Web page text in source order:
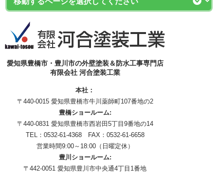
愛知県豊橋市・豊川市の外壁塗装＆防水工事専門店
有限会社 河合塗装工業
本社：
〒440-0015 愛知県豊橋市牛川薬師町107番地の2
豊橋ショールーム:
〒440-0831 愛知県豊橋市西岩田5丁目9番地の14
TEL：0532-61-4368 FAX：0532-61-6658
営業時間9:00～18:00（日曜定休）
豊川ショールーム:
〒442-0051 愛知県豊川市中央通4丁目1番地